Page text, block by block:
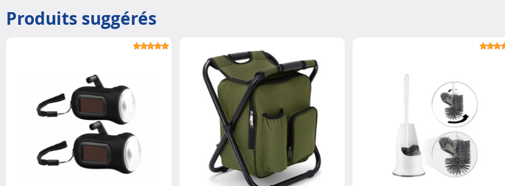
Produits suggérés